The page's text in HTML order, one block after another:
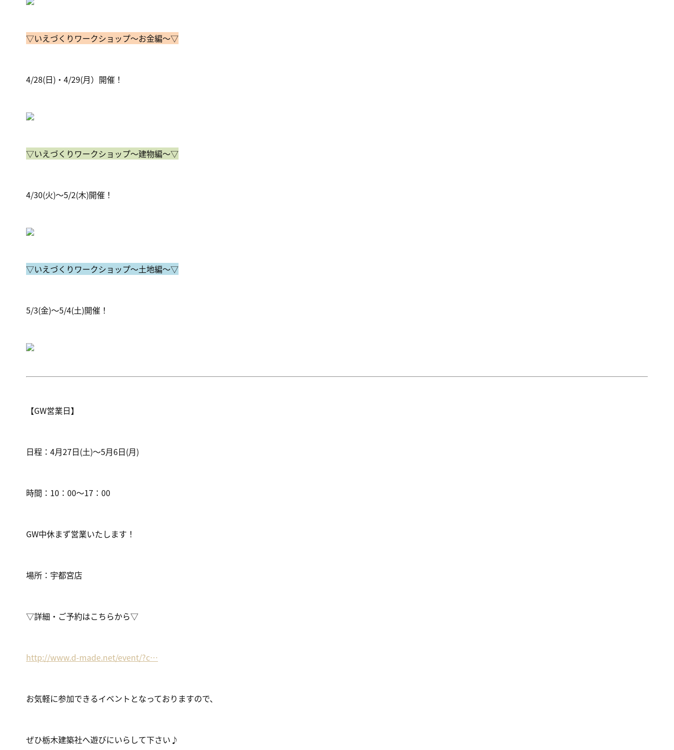
▽いえづくりワークショップ～お金編～▽
4/28(日)・4/29(月）開催！
▽いえづくりワークショップ～建物編～▽
4/30(火)～5/2(木)開催！
▽いえづくりワークショップ～土地編～▽
5/3(金)～5/4(土)開催！
【GW営業日】
日程：4月27日(土)～5月6日(月)
時間：10：00～17：00
GW中休まず営業いたします！
場所：宇都宮店
▽詳細・ご予約はこちらから▽
http://www.d-made.net/event/?c…
お気軽に参加できるイベントとなっておりますので、
ぜひ栃木建築社へ遊びにいらして下さい♪